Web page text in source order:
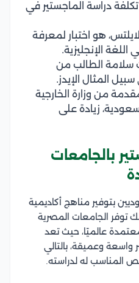
دراسة الماجستير في
الايلتس، هو اختبار لمعرفة
الإنجليزية.
الطالب من
المثال الإيدز.
من وزارة الخارجية
زيادة على
بالجامعات
بتوفير مناهج أكاديمية
توفر الجامعات المصرية
عالميًا، حيث تعد
وعميقة، بالتالي
المناسب له لدراسته.